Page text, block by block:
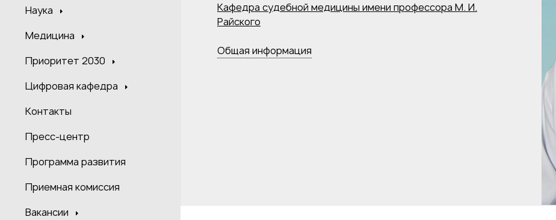
Наука
Медицина
Приоритет 2030
Цифровая кафедра
Контакты
Пресс-центр
Программа развития
Приемная комиссия
Вакансии
Кафедра судебной медицины имени профессора М. И.
Райского
Общая информация